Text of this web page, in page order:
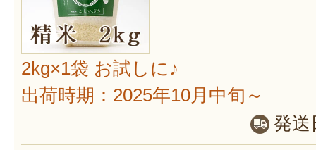
2kg×1袋 お試しに♪
出荷時期：2025年10月中旬～
発送